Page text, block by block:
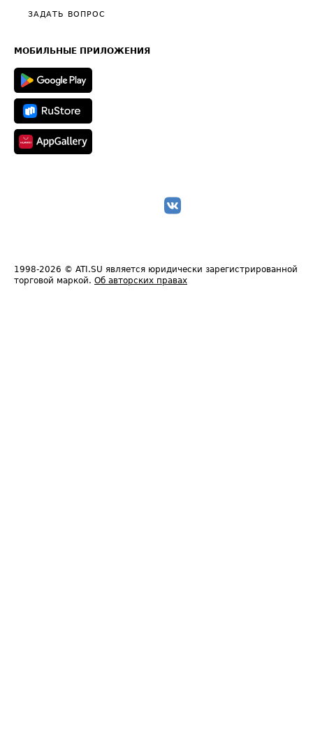
Общие положения
Полезное по перевозкам
Техническая информация
ЗАДАТЬ ВОПРОС
МОБИЛЬНЫЕ ПРИЛОЖЕНИЯ
1998-2026 © ATI.SU является юридически зарегистрированной
торговой маркой. Об авторских правах